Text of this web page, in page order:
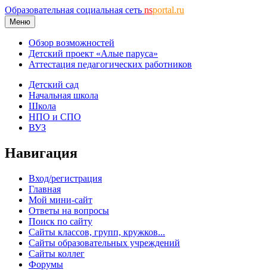
Образовательная социальная сеть nsportal.ru
Меню
Обзор возможностей
Детский проект «Алые паруса»
Аттестация педагогических работников
Детский сад
Начальная школа
Школа
НПО и СПО
ВУЗ
Навигация
Вход/регистрация
Главная
Мой мини-сайт
Ответы на вопросы
Поиск по сайту
Сайты классов, групп, кружков...
Сайты образовательных учреждений
Сайты коллег
Форумы